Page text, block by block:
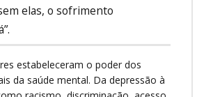
elas, o sofrimento
estabeleceram o poder dos
da saúde mental. Da depressão à